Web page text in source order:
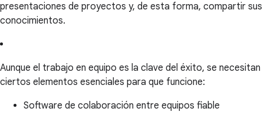
presentaciones de proyectos y, de esta forma, compartir sus
conocimientos.
Aunque el trabajo en equipo es la clave del éxito, se necesitan
ciertos elementos esenciales para que funcione:
Software de colaboración entre equipos fiable